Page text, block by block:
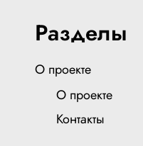
Разделы
О проекте
О проекте
Контакты